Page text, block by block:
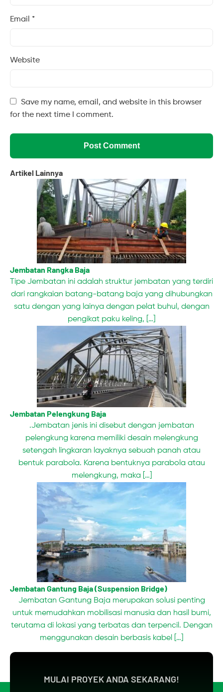
Email *
Website
Save my name, email, and website in this browser
for the next time I comment.
Artikel Lainnya
Jembatan Rangka Baja
Tipe Jembatan ini adalah struktur jembatan yang terdiri
dari rangkaian batang-batang baja yang dihubungkan
satu dengan yang lainya dengan pelat buhul, dengan
pengikat paku keling, […]
Jembatan Pelengkung Baja
.Jembatan jenis ini disebut dengan jembatan
pelengkung karena memiliki desain melengkung
setengah lingkaran layaknya sebuah panah atau
bentuk parabola. Karena bentuknya parabola atau
melengkung, maka […]
Jembatan Gantung Baja (Suspension Bridge)
Jembatan Gantung Baja merupakan solusi penting
untuk memudahkan mobilisasi manusia dan hasil bumi,
terutama di lokasi yang terbatas dan terpencil. Dengan
menggunakan desain berbasis kabel […]
MULAI PROYEK ANDA SEKARANG!